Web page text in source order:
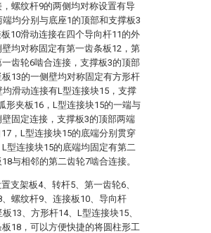
螺纹杆9的两侧均对称设置有导
均分别与底座1的顶部和支撑板3
10滑动连接在四个导向杆11的外
均对称固定有第一齿条板12，第
齿轮6啮合连接，支撑板3的顶部
13的一侧壁均对称固定有方形杆
滑动连接有L型连接块15，支撑
形夹板16，L型连接块15的一端与
固定连接，支撑板3的顶部两端
，L型连接块15的底端分别贯穿
型连接块15的底端均固定有第二
与相邻的第二齿轮7啮合连接。
支架板4、转杆5、第一齿轮6、
螺纹杆9、连接板10、导向杆
13、方形杆14、L型连接块15、
18，可以方便快捷的将圆柱形工